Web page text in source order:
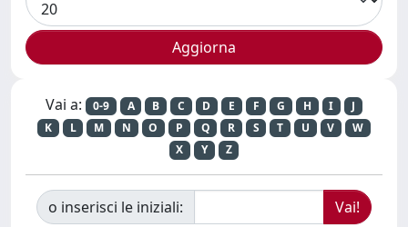
Vai a: 0-9 A B C D E F G H I
J
K
L M N O P Q R S T U V
W
X
Y Z
o inserisci le iniziali: